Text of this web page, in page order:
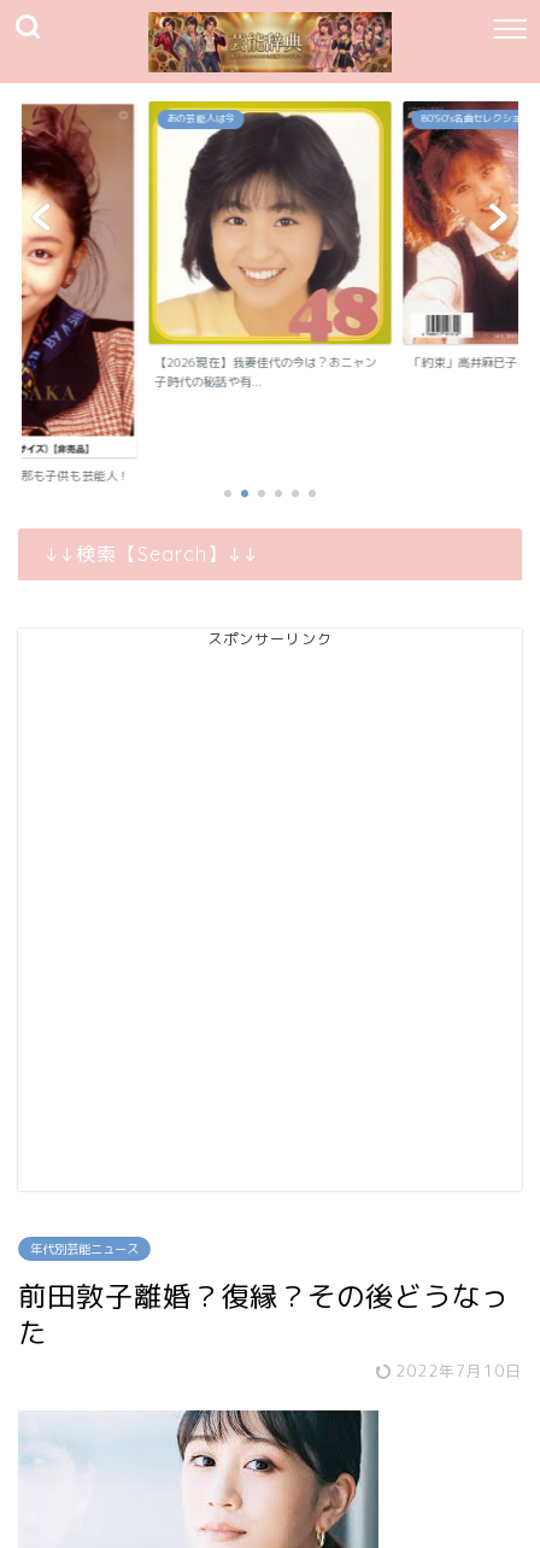
代の今は？おニャン
80`90's名曲セレクション
「約束」高井麻巳子
80`90's名曲セレクション
「純愛カウントダウン
↓↓検索【Search】↓↓
スポンサーリンク
年代別芸能ニュース
前田敦子離婚？復縁？その後どうなっ
た
2022年7月10日